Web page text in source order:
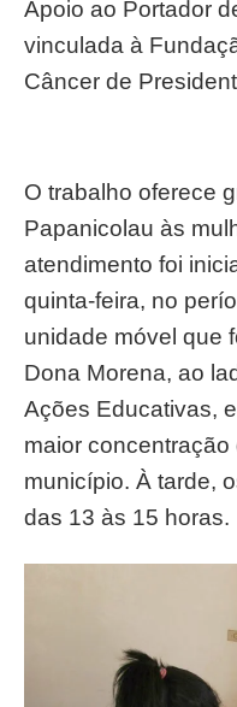
Apoio ao Portador
vinculada à
Câncer de
O trabalho oferece
Papanicolau às
atendimento foi
quinta-feira, no
unidade móvel que
Dona Morena, ao
Ações Educativas,
maior
município. À tarde,
das 13 às 15 horas.